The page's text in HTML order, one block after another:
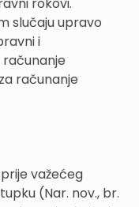
slučaju upravo
i
računanje
važećeg
(Nar. nov., br.